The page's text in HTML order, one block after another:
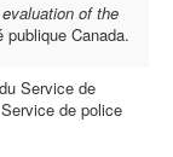
of the
Canada.
Service de
de police